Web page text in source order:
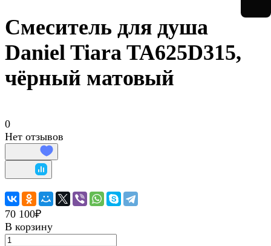
Смеситель для душа
Daniel Tiara TA625D315,
чёрный матовый
0
Нет отзывов
70 100₽
В корзину